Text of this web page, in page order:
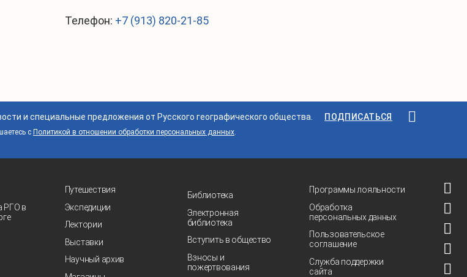
Телефон: +7 (913) 820-21-85
и специальные предложения от Русского географического общества. ПОДПИСАТЬСЯ
с Политикой в отношении обработки персональных данных.
РГО в
Путешествия
Экспедиции
Лектории
Выставки
Научный архив
Библиотека
Электронная
библиотека
Вступить в общество
Взносы и
пожертвования
Программы лояльности
Обработка
персональных данных
Пользовательское
соглашение
Служба поддержки
сайта